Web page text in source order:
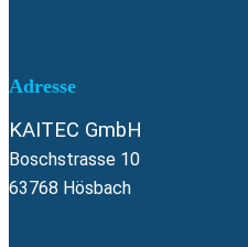
Adresse
KAITEC GmbH
Boschstrasse 10
63768 Hösbach